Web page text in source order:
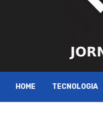
HOME TECNOLOGIA